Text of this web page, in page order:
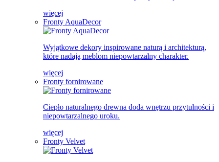
więcej
Fronty AquaDecor
Wyjątkowe dekory inspirowane naturą i architekturą,
które nadają meblom niepowtarzalny charakter.
więcej
Fronty fornirowane
Ciepło naturalnego drewna doda wnętrzu przytulności i
niepowtarzalnego uroku.
więcej
Fronty Velvet